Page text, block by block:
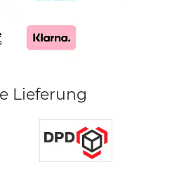
Lieferung